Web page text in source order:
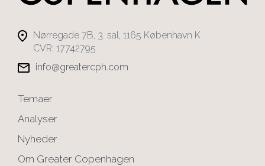
Nørregade 7B, 3. sal, 1165 København K
CVR: 17742795
info@greatercph.com
Temaer
Analyser
Nyheder
Om Greater Copenhagen